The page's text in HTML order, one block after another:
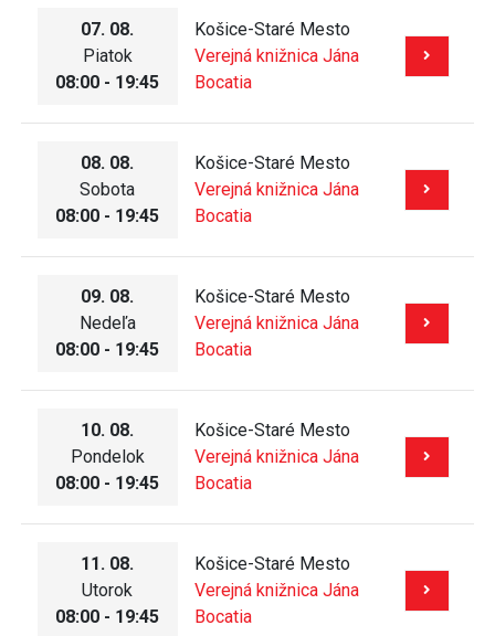
07. 08.
Piatok
08:00 - 19:45
Košice-Staré Mesto
Verejná knižnica Jána
Bocatia
08. 08.
Sobota
08:00 - 19:45
Košice-Staré Mesto
Verejná knižnica Jána
Bocatia
09. 08.
Nedeľa
08:00 - 19:45
Košice-Staré Mesto
Verejná knižnica Jána
Bocatia
10. 08.
Pondelok
08:00 - 19:45
Košice-Staré Mesto
Verejná knižnica Jána
Bocatia
11. 08.
Utorok
08:00 - 19:45
Košice-Staré Mesto
Verejná knižnica Jána
Bocatia